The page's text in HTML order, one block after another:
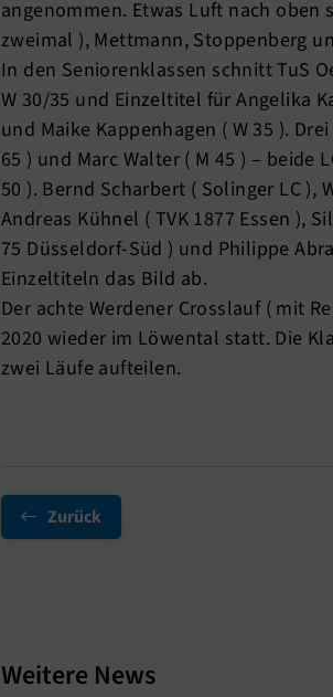
angenommen. Etwas Luft nach
zweimal ), Mettmann, Stoppenberg
In den Seniorenklassen schnitt TuS
W 30/35 und Einzeltitel für Angelika
und Maike Kappenhagen ( W 35 ).
65 ) und Marc Walter ( M 45 ) – beide
50 ). Bernd Scharbert ( Solinger LC ),
Andreas Kühnel ( TVK 1877 Essen ),
75 Düsseldorf-Süd ) und Philippe
Einzeltiteln das Bild ab.
Der achte Werdener Crosslauf ( mit
2020 wieder im Löwental statt. Die
zwei Läufe aufteilen.
Zurück
Weitere News